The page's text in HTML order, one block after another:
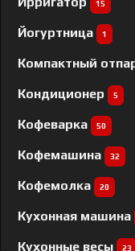
15
Йогуртница 1
Компактный
Кондиционер 5
Кофеварка 50
Кофемашина 32
Кофемолка 20
Кухонная машина
Кухонные весы 23